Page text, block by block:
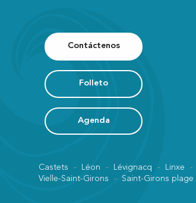
Contáctenos
Folleto
Agenda
Castets Léon Lévignacq Linxe
Vielle-Saint-Girons
Saint-Girons plage